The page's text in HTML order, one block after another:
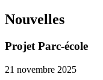
Nouvelles
Projet Parc-école
21 novembre 2025